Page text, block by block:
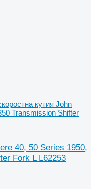
кутия John
Transmission Shifter
40, 50 Series 1950,
Fork L L62253